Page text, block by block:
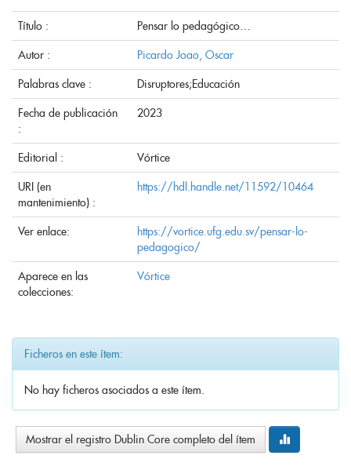
Título : Pensar lo pedagógico…
Autor : Picardo Joao, Oscar
Palabras clave : Disruptores;Educación
Fecha de publicación
:
2023
Editorial : Vórtice
URI (en
mantenimiento) :
https://hdl.handle.net/11592/10464
Ver enlace:
https://vortice.ufg.edu.sv/pensar-lo-
pedagogico/
Aparece en las
colecciones:
Vórtice
Ficheros en este ítem:
No hay ficheros asociados a este ítem.
Mostrar el registro Dublin Core completo del ítem